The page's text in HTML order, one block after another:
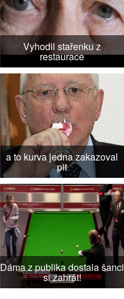
Vyhodil stařenku z
restaurace
a to kurva jedna zakazoval
pit
Dáma z publika dostala šanci
si zahrát!